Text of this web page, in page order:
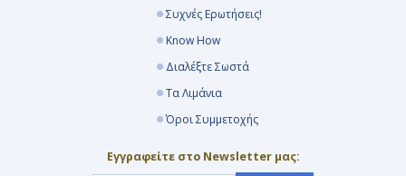
Συχνές Ερωτήσεις!
Know How
Διαλέξτε Σωστά
Τα Λιμάνια
Όροι Συμμετοχής
Εγγραφείτε στο Newsletter μας: